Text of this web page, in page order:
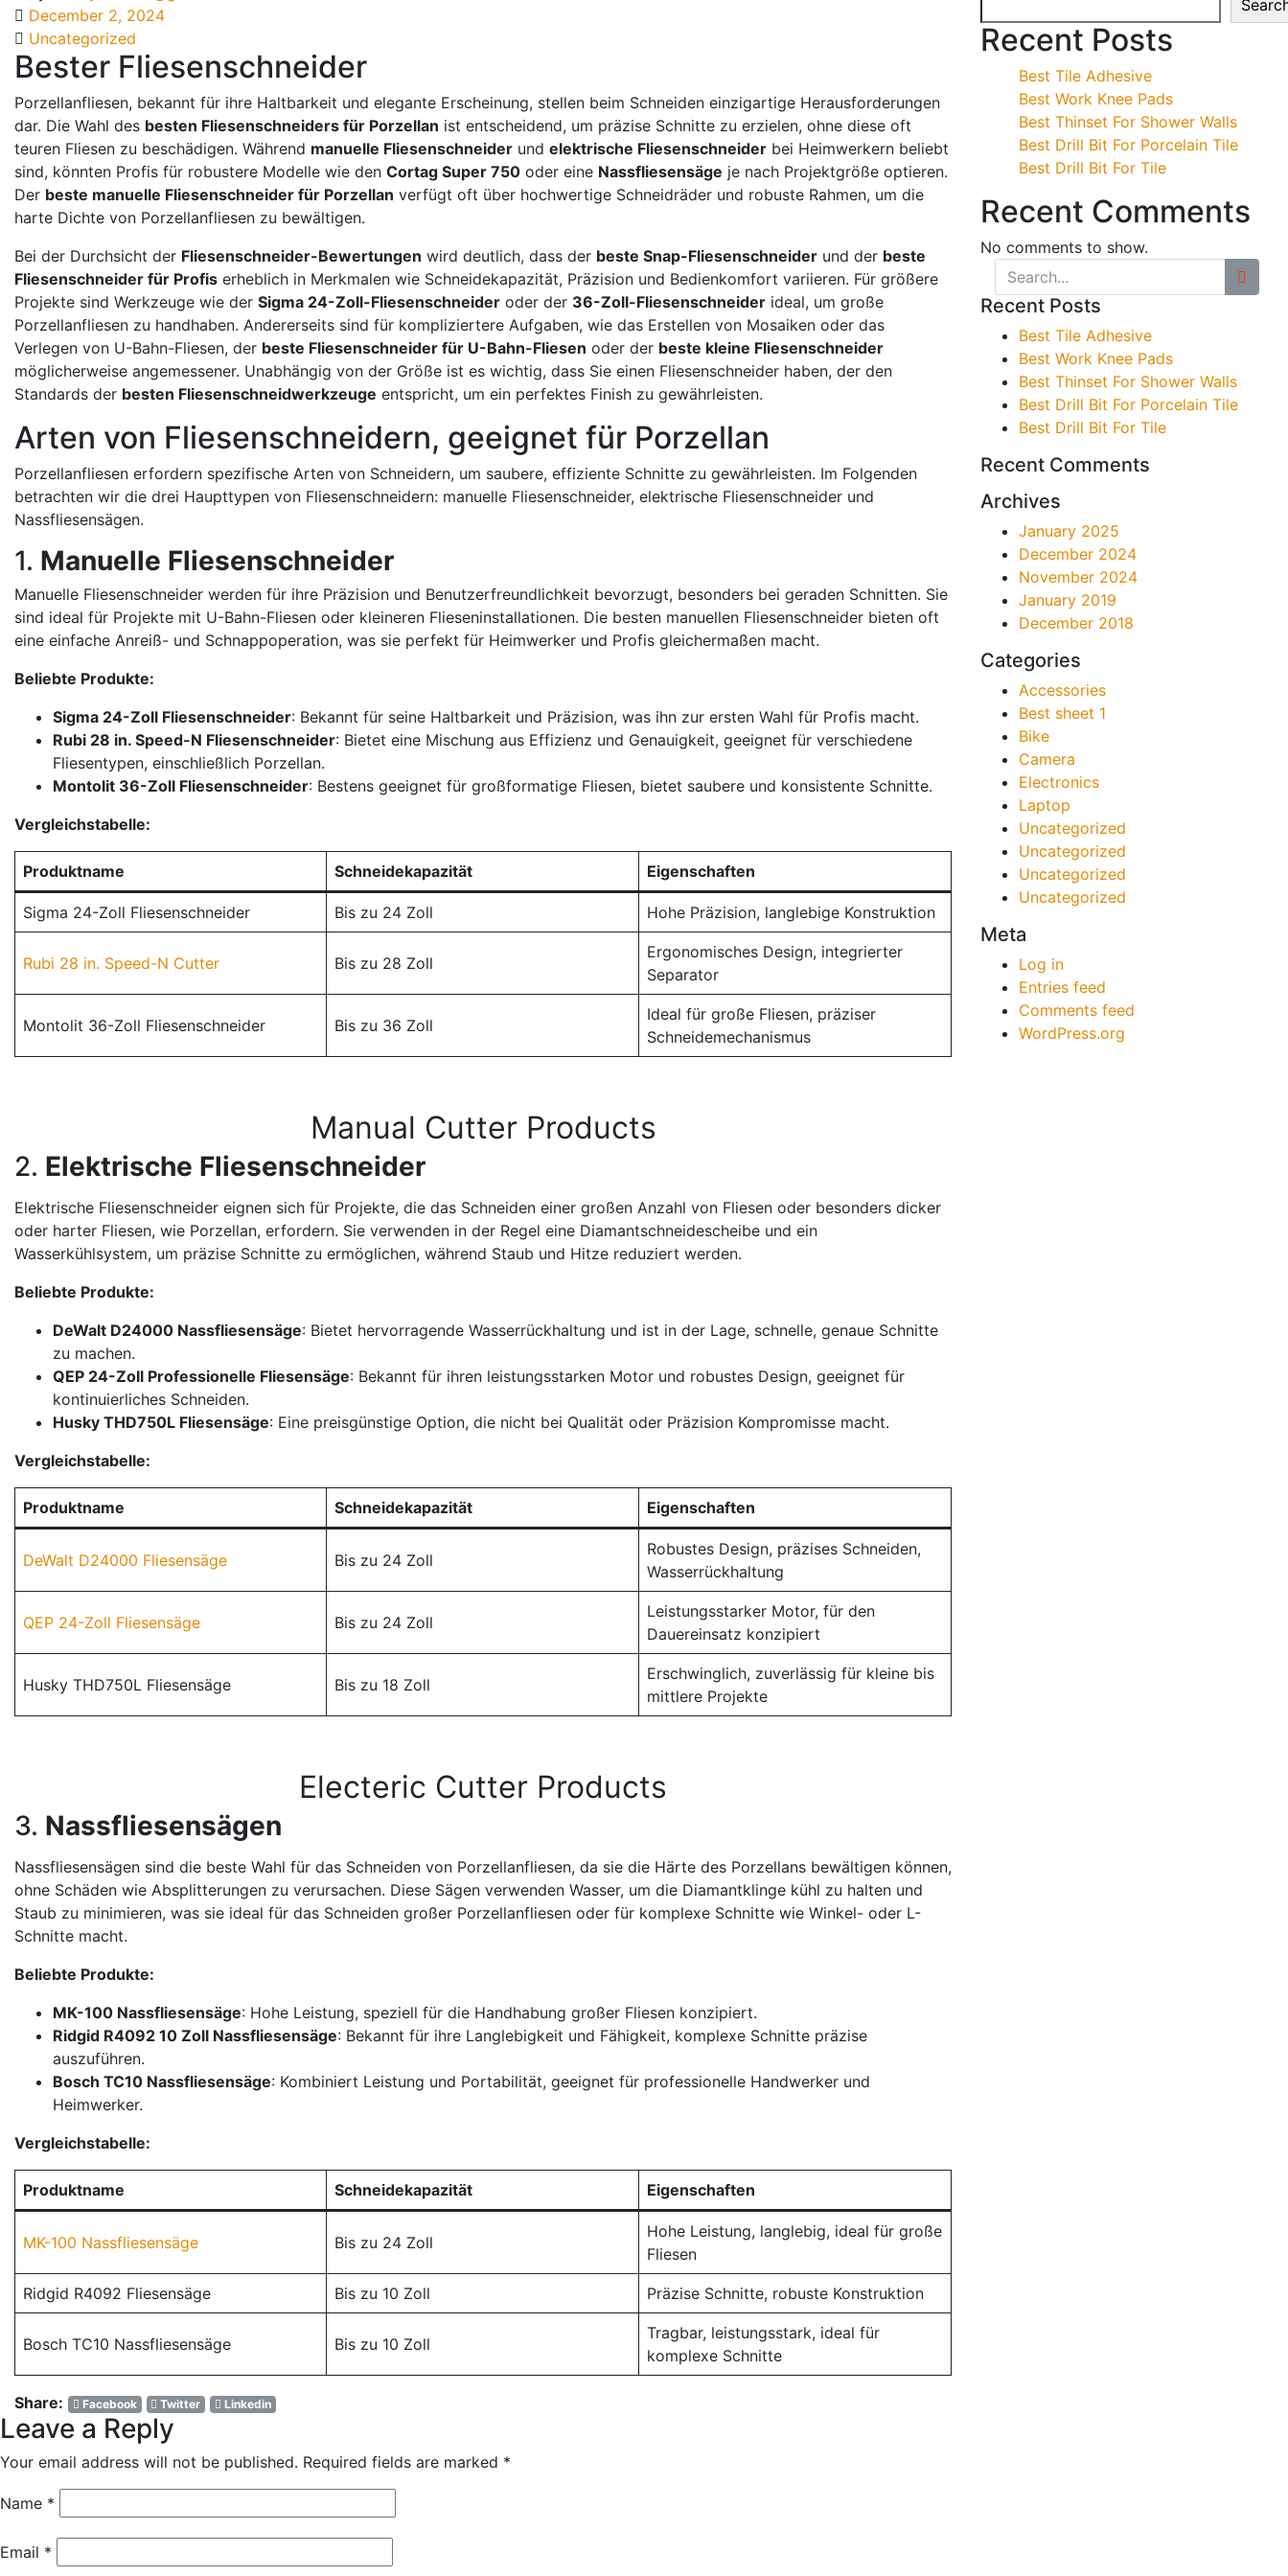
December 2, 2024
Uncategorized
Bester Fliesenschneider
Porzellanfliesen, bekannt für ihre Haltbarkeit und elegante Erscheinung, stellen beim Schneiden einzigartige Herausforderungen
dar. Die Wahl des besten Fliesenschneiders für Porzellan ist entscheidend, um präzise Schnitte zu erzielen, ohne diese oft
teuren Fliesen zu beschädigen. Während manuelle Fliesenschneider und elektrische Fliesenschneider bei Heimwerkern beliebt
sind, könnten Profis für robustere Modelle wie den Cortag Super 750 oder eine Nassfliesensäge je nach Projektgröße optieren.
Der beste manuelle Fliesenschneider für Porzellan verfügt oft über hochwertige Schneidräder und robuste Rahmen, um die
harte Dichte von Porzellanfliesen zu bewältigen.
Bei der Durchsicht der Fliesenschneider-Bewertungen wird deutlich, dass der beste Snap-Fliesenschneider und der beste
Fliesenschneider für Profis erheblich in Merkmalen wie Schneidekapazität, Präzision und Bedienkomfort variieren. Für größere
Projekte sind Werkzeuge wie der Sigma 24-Zoll-Fliesenschneider oder der 36-Zoll-Fliesenschneider ideal, um große
Porzellanfliesen zu handhaben. Andererseits sind für kompliziertere Aufgaben, wie das Erstellen von Mosaiken oder das
Verlegen von U-Bahn-Fliesen, der beste Fliesenschneider für U-Bahn-Fliesen oder der beste kleine Fliesenschneider
möglicherweise angemessener. Unabhängig von der Größe ist es wichtig, dass Sie einen Fliesenschneider haben, der den
Standards der besten Fliesenschneidwerkzeuge entspricht, um ein perfektes Finish zu gewährleisten.
Arten von Fliesenschneidern, geeignet für Porzellan
Porzellanfliesen erfordern spezifische Arten von Schneidern, um saubere, effiziente Schnitte zu gewährleisten. Im Folgenden
betrachten wir die drei Haupttypen von Fliesenschneidern: manuelle Fliesenschneider, elektrische Fliesenschneider und
Nassfliesensägen.
1. Manuelle Fliesenschneider
Manuelle Fliesenschneider werden für ihre Präzision und Benutzerfreundlichkeit bevorzugt, besonders bei geraden Schnitten. Sie
sind ideal für Projekte mit U-Bahn-Fliesen oder kleineren Flieseninstallationen. Die besten manuellen Fliesenschneider bieten oft
eine einfache Anreiß- und Schnappoperation, was sie perfekt für Heimwerker und Profis gleichermaßen macht.
Beliebte Produkte:
Sigma 24-Zoll Fliesenschneider: Bekannt für seine Haltbarkeit und Präzision, was ihn zur ersten Wahl für Profis macht.
Rubi 28 in. Speed-N Fliesenschneider: Bietet eine Mischung aus Effizienz und Genauigkeit, geeignet für verschiedene
Fliesentypen, einschließlich Porzellan.
Montolit 36-Zoll Fliesenschneider: Bestens geeignet für großformatige Fliesen, bietet saubere und konsistente Schnitte.
Vergleichstabelle:
Produktname Schneidekapazität Eigenschaften
Sigma 24-Zoll Fliesenschneider Bis zu 24 Zoll Hohe Präzision, langlebige Konstruktion
Rubi 28 in. Speed-N Cutter Bis zu 28 Zoll
Ergonomisches Design, integrierter
Separator
Montolit 36-Zoll Fliesenschneider Bis zu 36 Zoll
Ideal für große Fliesen, präziser
Schneidemechanismus
Manual Cutter Products
2. Elektrische Fliesenschneider
Elektrische Fliesenschneider eignen sich für Projekte, die das Schneiden einer großen Anzahl von Fliesen oder besonders dicker
oder harter Fliesen, wie Porzellan, erfordern. Sie verwenden in der Regel eine Diamantschneidescheibe und ein
Wasserkühlsystem, um präzise Schnitte zu ermöglichen, während Staub und Hitze reduziert werden.
Beliebte Produkte:
DeWalt D24000 Nassfliesensäge: Bietet hervorragende Wasserrückhaltung und ist in der Lage, schnelle, genaue Schnitte
zu machen.
QEP 24-Zoll Professionelle Fliesensäge: Bekannt für ihren leistungsstarken Motor und robustes Design, geeignet für
kontinuierliches Schneiden.
Husky THD750L Fliesensäge: Eine preisgünstige Option, die nicht bei Qualität oder Präzision Kompromisse macht.
Vergleichstabelle:
Produktname Schneidekapazität Eigenschaften
DeWalt D24000 Fliesensäge Bis zu 24 Zoll
Robustes Design, präzises Schneiden,
Wasserrückhaltung
QEP 24-Zoll Fliesensäge Bis zu 24 Zoll
Leistungsstarker Motor, für den
Dauereinsatz konzipiert
Husky THD750L Fliesensäge Bis zu 18 Zoll
Erschwinglich, zuverlässig für kleine bis
mittlere Projekte
Electeric Cutter Products
3. Nassfliesensägen
Nassfliesensägen sind die beste Wahl für das Schneiden von Porzellanfliesen, da sie die Härte des Porzellans bewältigen können,
ohne Schäden wie Absplitterungen zu verursachen. Diese Sägen verwenden Wasser, um die Diamantklinge kühl zu halten und
Staub zu minimieren, was sie ideal für das Schneiden großer Porzellanfliesen oder für komplexe Schnitte wie Winkel- oder L-
Schnitte macht.
Beliebte Produkte:
MK-100 Nassfliesensäge: Hohe Leistung, speziell für die Handhabung großer Fliesen konzipiert.
Ridgid R4092 10 Zoll Nassfliesensäge: Bekannt für ihre Langlebigkeit und Fähigkeit, komplexe Schnitte präzise
auszuführen.
Bosch TC10 Nassfliesensäge: Kombiniert Leistung und Portabilität, geeignet für professionelle Handwerker und
Heimwerker.
Vergleichstabelle:
Produktname Schneidekapazität Eigenschaften
MK-100 Nassfliesensäge Bis zu 24 Zoll
Hohe Leistung, langlebig, ideal für große
Fliesen
Ridgid R4092 Fliesensäge Bis zu 10 Zoll Präzise Schnitte, robuste Konstruktion
Bosch TC10 Nassfliesensäge Bis zu 10 Zoll
Tragbar, leistungsstark, ideal für
komplexe Schnitte
Share: Facebook Twitter Linkedin
Leave a Reply
Your email address will not be published. Required fields are marked *
Name *
Email *
Recent Posts
Best Tile Adhesive
Best Work Knee Pads
Best Thinset For Shower Walls
Best Drill Bit For Porcelain Tile
Best Drill Bit For Tile
Recent Comments
No comments to show.
Recent Posts
Best Tile Adhesive
Best Work Knee Pads
Best Thinset For Shower Walls
Best Drill Bit For Porcelain Tile
Best Drill Bit For Tile
Recent Comments
Archives
January 2025
December 2024
November 2024
January 2019
December 2018
Categories
Accessories
Best sheet 1
Bike
Camera
Electronics
Laptop
Uncategorized
Uncategorized
Uncategorized
Uncategorized
Meta
Log in
Entries feed
Comments feed
WordPress.org